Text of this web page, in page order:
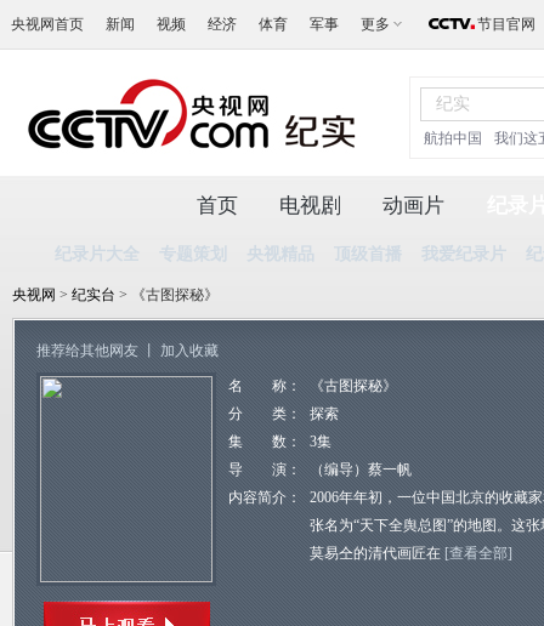
央视网首页 新闻 视频 经济 体育 军事 更多 节目官网
航拍中国 我们这
首页 电视剧 动画片
纪录片大全 专题策划 央视精品 顶级首播 我爱纪录片
央视网 > 纪实台 > 《古图探秘》
推荐给其他网友 加入收藏
名 称：
《古图探秘》
分 类：
探索
集 数：
3集
导 演：
（编导）蔡一帆
内容简介：
2006年年初，一位中国北京的收藏
张名为“天下全舆总图”的地图。这
莫易仝的清代画匠在 [查看全部]